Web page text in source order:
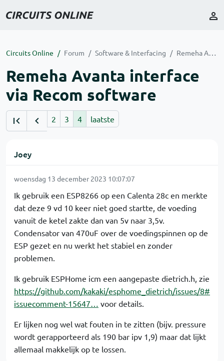
Circuits Online Forum Software & Interfacing Remeha Avanta interface via Recom software
Remeha Avanta interface
via Recom software
2 3 4 laatste
Joey
woensdag 13 december 2023 10:07:07
Ik gebruik een ESP8266 op een Calenta 28c en merkte
dat deze 9 vd 10 keer niet goed startte, de voeding
vanuit de ketel zakte dan van 5v naar 3,5v.
Condensator van 470uF over de voedingspinnen op de
ESP gezet en nu werkt het stabiel en zonder
problemen.
Ik gebruik ESPHome icm een aangepaste dietrich.h, zie
https://github.com/kakaki/esphome_dietrich/issues/8#
issuecomment-15647… voor details.
Er lijken nog wel wat fouten in te zitten (bijv. pressure
wordt gerapporteerd als 190 bar ipv 1,9) maar dat lijkt
allemaal makkelijk op te lossen.